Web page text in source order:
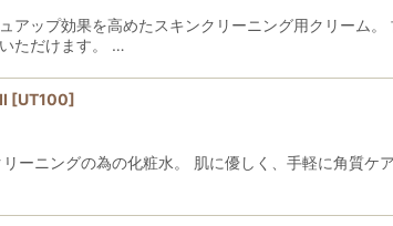
アップ効果を高めたスキンクリーニング用クリーム
ただけます。 …
[UT100]
リーニングの為の化粧水。 肌に優しく、手軽に角質